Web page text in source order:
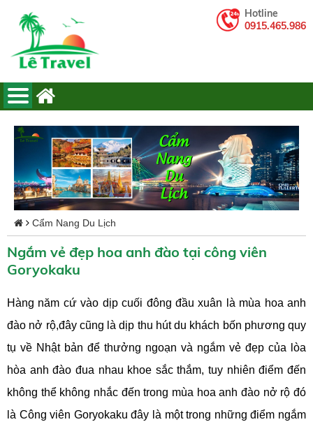
Hotline
0915.465.986
Cẩm Nang Du Lịch
Ngắm vẻ đẹp hoa anh đào tại công viên
Goryokaku
Hàng năm cứ vào dịp cuối đông đầu xuân là mùa hoa anh
đào nở rộ,đây cũng là dịp thu hút du khách bốn phương quy
tụ về Nhật bản để thưởng ngoạn và ngắm vẻ đẹp của lòa
hòa anh đào đua nhau khoe sắc thắm, tuy nhiên điểm đến
không thể không nhắc đến trong mùa hoa anh đào nở rộ đó
là Công viên Goryokaku đây là một trong những điểm ngắm